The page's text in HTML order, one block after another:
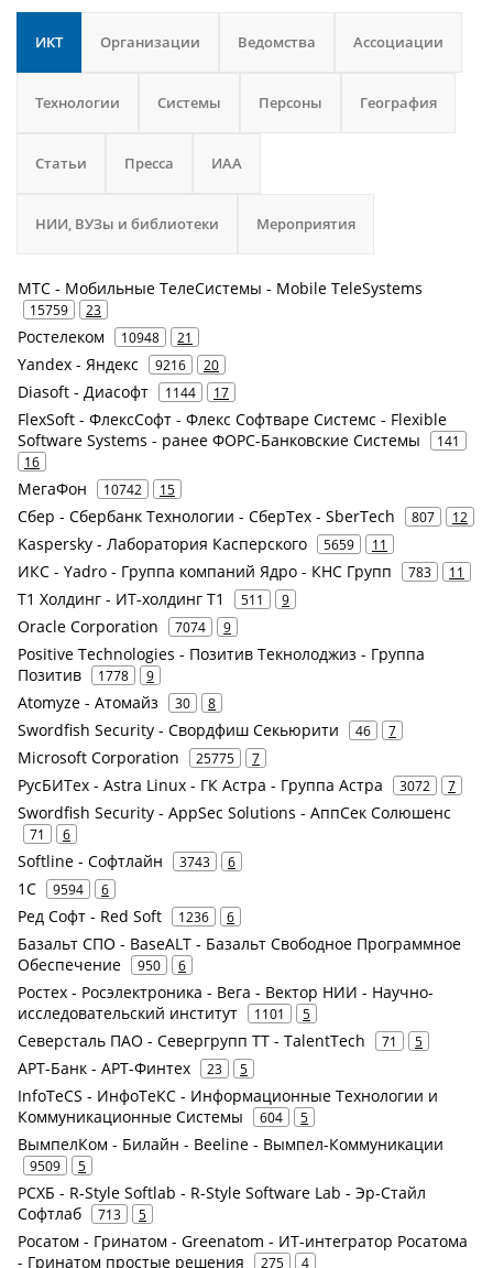
ИКТ Организации Ведомства Ассоциации
Технологии Системы Персоны География
Статьи Пресса ИАА
НИИ, ВУЗы и библиотеки Мероприятия
МТС - Мобильные ТелеСистемы - Mobile TeleSystems
15759 23
Ростелеком 10948 21
Yandex - Яндекс 9216 20
Diasoft - Диасофт 1144 17
FlexSoft - ФлексСофт - Флекс Софтваре Системс - Flexible
Software Systems - ранее ФОРС-Банковские Системы
141
16
МегаФон 10742 15
Сбер - Сбербанк Технологии - СберТех - SberTech 807 12
Kaspersky - Лаборатория Касперского 5659 11
ИКС - Yadro - Группа компаний Ядро - КНС Групп 783 11
Т1 Холдинг - ИТ-холдинг Т1 511 9
Oracle Corporation 7074 9
Positive Technologies - Позитив Текнолоджиз - Группа
Позитив
1778 9
Atomyze - Атомайз 30 8
Swordfish Security - Свордфиш Секьюрити 46 7
Microsoft Corporation 25775 7
РусБИТех - Astra Linux - ГК Астра - Группа Астра 3072 7
Swordfish Security - AppSec Solutions - АппСек Солюшенс
71 6
Softline - Софтлайн 3743 6
1С 9594 6
Ред Софт - Red Soft 1236 6
Базальт СПО - BaseALT - Базальт Свободное Программное
Обеспечение
950 6
Ростех - Росэлектроника - Вега - Вектор НИИ - Научно-
исследовательский институт
1101 5
Северсталь ПАО - Севергрупп ТТ - TalentTech 71 5
АРТ-Банк - АРТ-Финтех 23 5
InfoTeCS - ИнфоТеКС - Информационные Технологии и
Коммуникационные Системы
604 5
ВымпелКом - Билайн - Beeline - Вымпел-Коммуникации
9509 5
РСХБ - R-Style Softlab - R-Style Software Lab - Эр-Стайл
Софтлаб
713 5
Росатом - Гринатом - Greenatom - ИТ-интегратор Росатома
- Гринатом простые решения
275 4